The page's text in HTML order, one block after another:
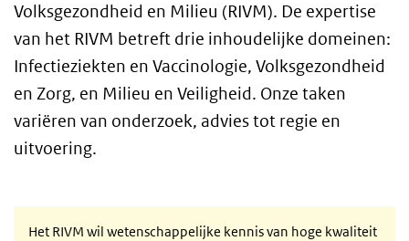
Volksgezondheid en Milieu (RIVM). De expertise
van het RIVM betreft drie inhoudelijke domeinen:
Infectieziekten en Vaccinologie, Volksgezondheid
en Zorg, en Milieu en Veiligheid. Onze taken
variëren van onderzoek, advies tot regie en
uitvoering.
Het RIVM wil wetenschappelijke kennis van hoge kwaliteit